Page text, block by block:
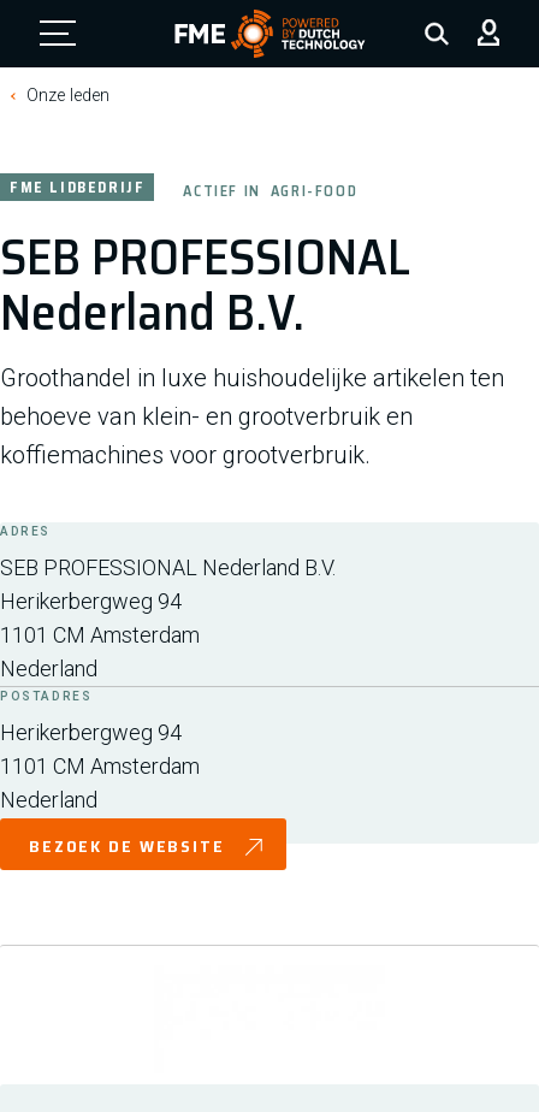
FME Logo, to the homepage
Onze leden
SEB PROFESSIONAL
Nederland B.V.
FME LIDBEDRIJF ACTIEF IN AGRI-FOOD
Groothandel in luxe huishoudelijke artikelen ten
behoeve van klein- en grootverbruik en
koffiemachines voor grootverbruik.
ADRES
SEB PROFESSIONAL Nederland B.V.
Herikerbergweg 94
1101 CM Amsterdam
Nederland
POSTADRES
Herikerbergweg 94
1101 CM Amsterdam
Nederland
BEZOEK DE WEBSITE